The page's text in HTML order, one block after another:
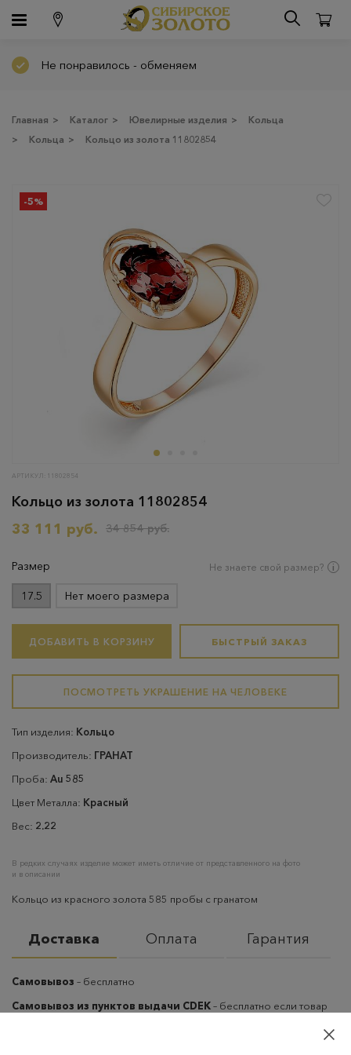
Не понравилось - обменяем
Главная > Каталог > Ювелирные изделия >
Кольца
>
Кольца > Кольцо из золота 11802854
-5%
АРТИКУЛ: 11802854
Кольцо из золота 11802854
33 111 руб.
34 854 руб.
Размер Не знаете свой размер?
17.5 Нет моего размера
ДОБАВИТЬ В КОРЗИНУ БЫСТРЫЙ ЗАКАЗ
ПОСМОТРЕТЬ УКРАШЕНИЕ НА ЧЕЛОВЕКЕ
Тип изделия: Кольцо
Производитель: ГРАНАТ
Проба: Au 585
Цвет Металла: Красный
Вес: 2.22
В редких случаях изделие может иметь отличие от представленного на фото
и в описании
Кольцо из красного золота 585 пробы с гранатом
Доставка Оплата Гарантия
Самовывоз – бесплатно
Самовывоз из пунктов выдачи CDEK– бесплатно если товар